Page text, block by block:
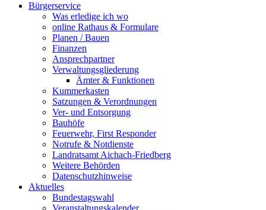
Bürgerservice
Was erledige ich wo
online Rathaus & Formulare
Planen / Bauen
Finanzen
Ansprechpartner
Verwaltungsgliederung
Ämter & Funktionen
Kummerkasten
Satzungen & Verordnungen
Ver- und Entsorgung
Bauhöfe
Feuerwehr, First Responder
Notrufe & Notdienste
Landratsamt Aichach-Friedberg
Weitere Behörden
Datenschutzhinweise
Aktuelles
Bundestagswahl
Veranstaltungskalender